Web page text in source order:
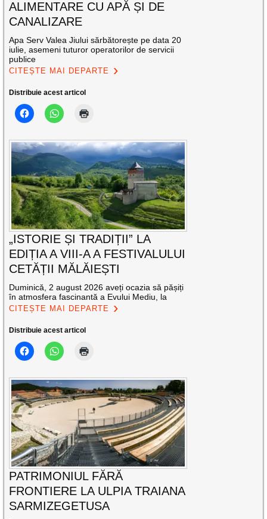
ALIMENTARE CU APĂ ȘI DE
CANALIZARE
Apa Serv Valea Jiului sărbătorește pe data 20
iulie, asemeni tuturor operatorilor de servicii
publice
CITEȘTE MAI DEPARTE
Distribuie acest articol
„ISTORIE ȘI TRADIȚII” LA
EDIȚIA A VIII-A A FESTIVALULUI
CETĂȚII MĂLĂIEȘTI
Duminică, 2 august 2026 aveți ocazia să pășiți
în atmosfera fascinantă a Evului Mediu, la
CITEȘTE MAI DEPARTE
Distribuie acest articol
PATRIMONIUL FĂRĂ
FRONTIERE LA ULPIA TRAIANA
SARMIZEGETUSA